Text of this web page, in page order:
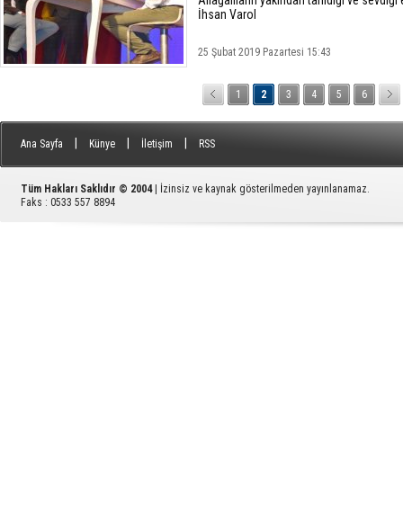
İhsan Varol
25 Şubat 2019 Pazartesi 15:43
1 2 3 4 5 6
Ana Sayfa Künye İletişim RSS
Tüm Hakları Saklıdır © 2004
| İzinsiz ve kaynak gösterilmeden yayınlanamaz.
Faks : 0533 557 8894